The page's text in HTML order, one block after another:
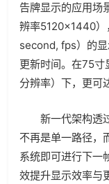
告牌显示的应用场
辨率5120×1440
second, fps）的
更新时间。在75
分辨率）下，更可
新一代架构透过
不再是单一路径，
系统即可进行下一
效提升显示效率与